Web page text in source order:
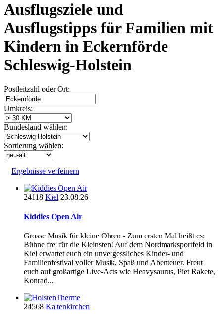
Ausflugsziele und
Ausflugstipps für Familien mit
Kindern in Eckernförde
Schleswig-Holstein
Postleitzahl oder Ort:
Umkreis:
Bundesland wählen:
Sortierung wählen:
Ergebnisse verfeinern
24118 Kiel 23.08.26
Kiddies Open Air
Grosse Musik für kleine Ohren - Zum ersten Mal heißt es:
Bühne frei für die Kleinsten! Auf dem Nordmarksportfeld in
Kiel erwartet euch ein unvergessliches Kinder- und
Familienfestival voller Musik, Spaß und Abenteuer. Freut
euch auf großartige Live-Acts wie Heavysaurus, Piet Rakete,
Konrad...
24568 Kaltenkirchen